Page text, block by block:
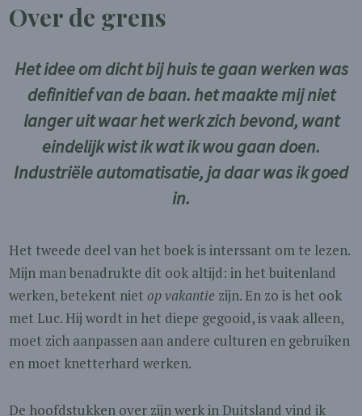
Over de grens
Het idee om dicht bij huis te gaan werken was
definitief van de baan. het maakte mij niet
langer uit waar het werk zich bevond, want
eindelijk wist ik wat ik wou gaan doen.
Industriële automatisatie, ja daar was ik goed
in.
Het tweede deel van het boek is interssant om te lezen.
Mijn man benadrukte dit ook altijd: in het buitenland
werken, betekent niet op vakantie zijn. En zo is het ook
met Luc. Hij wordt in het diepe gegooid, is vaak alleen,
moet zich aanpassen aan andere culturen en gebruiken
en moet knetterhard werken.
De hoofdstukken over zijn werk in Duitsland vind ik